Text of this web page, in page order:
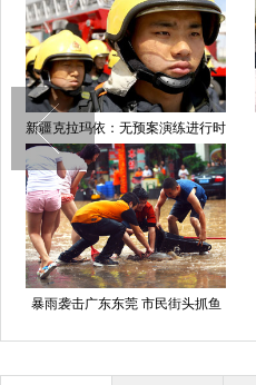
新疆克拉玛依：无预案演练进行时
暴雨袭击广东东莞 市民街头抓鱼